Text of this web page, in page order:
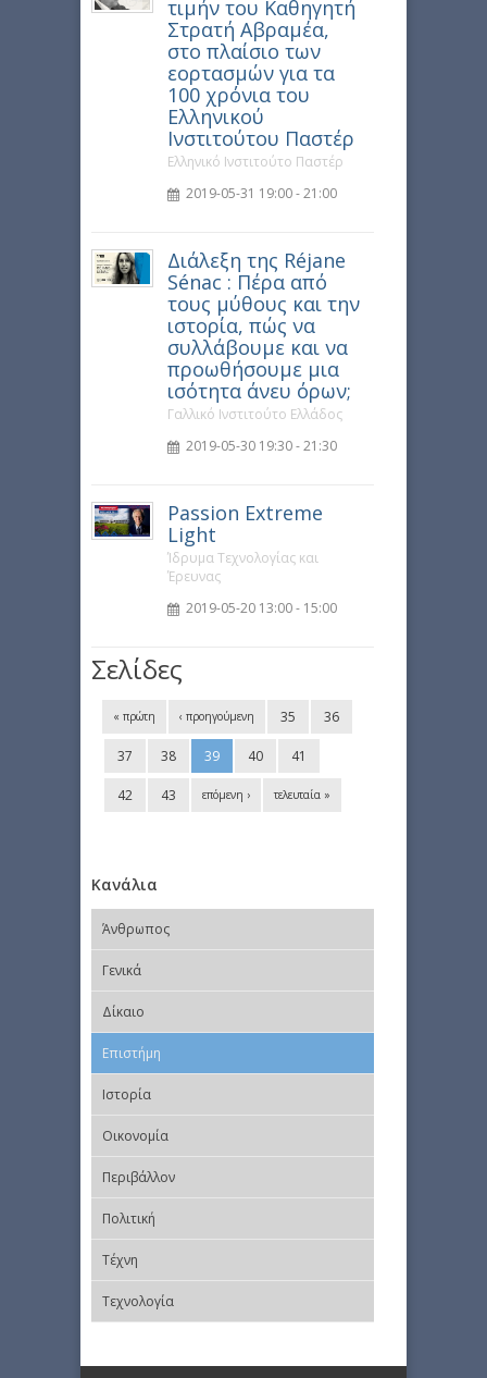
τιμήν του Καθηγητή
Στρατή Αβραμέα,
στο πλαίσιο των
εορτασμών για τα
100 χρόνια του
Ελληνικού
Ινστιτούτου Παστέρ
Ελληνικό Ινστιτούτο Παστέρ
2019-05-31 19:00 - 21:00
Διάλεξη της Réjane
Sénac : Πέρα από
τους μύθους και την
ιστορία, πώς να
συλλάβουμε και να
προωθήσουμε μια
ισότητα άνευ όρων;
Γαλλικό Ινστιτούτο Ελλάδος
2019-05-30 19:30 - 21:30
Passion Extreme
Light
Ίδρυμα Τεχνολογίας και
Έρευνας
2019-05-20 13:00 - 15:00
Σελίδες
« πρώτη ‹ προηγούμενη 35 36
37 38 39 40 41
42 43 επόμενη › τελευταία »
Κανάλια
Άνθρωπος
Γενικά
Δίκαιο
Επιστήμη
Ιστορία
Οικονομία
Περιβάλλον
Πολιτική
Τέχνη
Τεχνολογία